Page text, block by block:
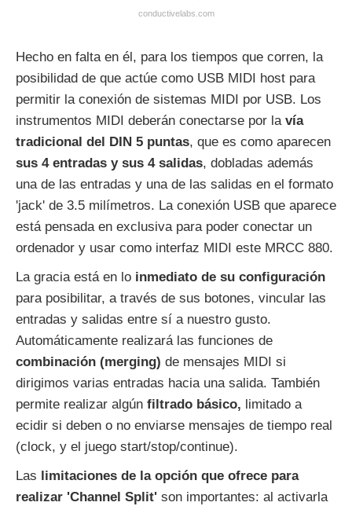
conductivelabs.com
Hecho en falta en él, para los tiempos que corren, la
posibilidad de que actúe como USB MIDI host para
permitir la conexión de sistemas MIDI por USB. Los
instrumentos MIDI deberán conectarse por la vía
tradicional del DIN 5 puntas, que es como aparecen
sus 4 entradas y sus 4 salidas, dobladas además
una de las entradas y una de las salidas en el formato
'jack' de 3.5 milímetros. La conexión USB que aparece
está pensada en exclusiva para poder conectar un
ordenador y usar como interfaz MIDI este MRCC 880.
La gracia está en lo inmediato de su configuración
para posibilitar, a través de sus botones, vincular las
entradas y salidas entre sí a nuestro gusto.
Automáticamente realizará las funciones de
combinación (merging) de mensajes MIDI si
dirigimos varias entradas hacia una salida. También
permite realizar algún filtrado básico, limitado a
ecidir si deben o no enviarse mensajes de tiempo real
(clock, y el juego start/stop/continue).
Las limitaciones de la opción que ofrece para
realizar 'Channel Split' son importantes: al activarla